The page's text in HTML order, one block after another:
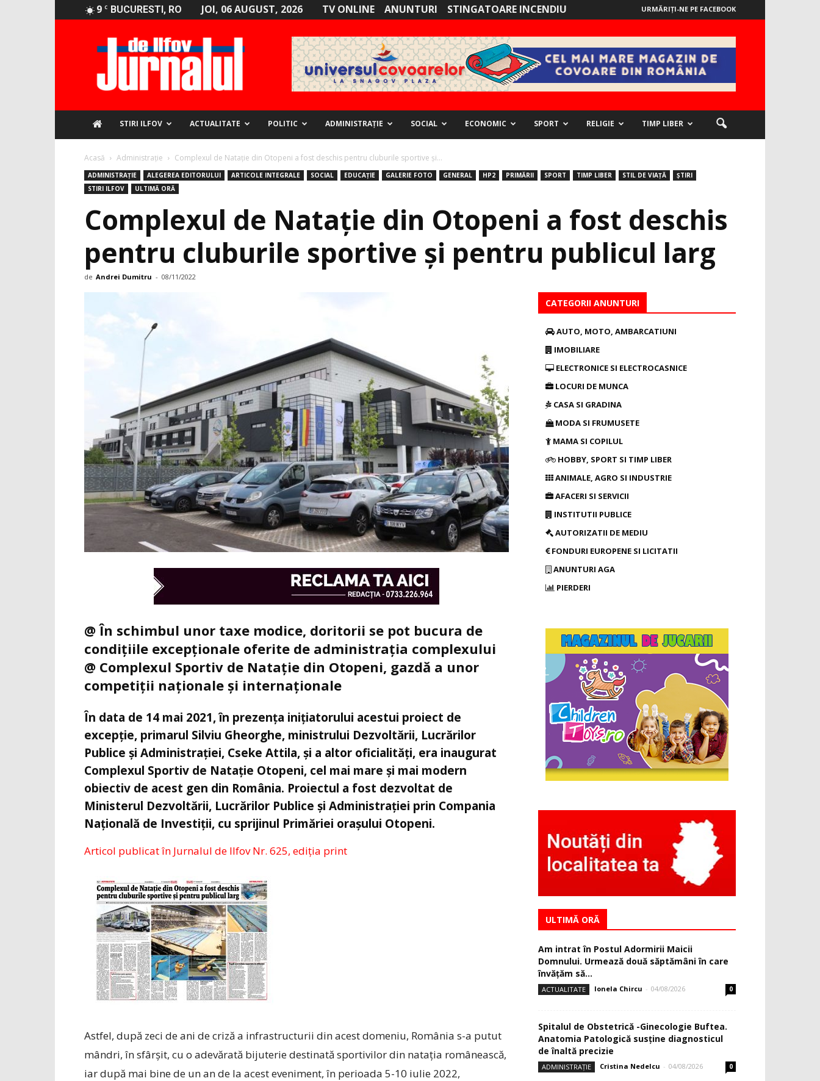
9 C BUCURESTI, RO JOI, 06 AUGUST, 2026 TV ONLINE ANUNTURI STINGATOARE INCENDIU URMĂRIȚI-NE PE FACEBOOK
STIRI ILFOV ACTUALITATE POLITIC ADMINISTRAȚIE SOCIAL ECONOMIC SPORT RELIGIE TIMP LIBER
Acasă Administrație Complexul de Nataţie din Otopeni a fost deschis pentru cluburile sportive și...
ADMINISTRAȚIE ALEGEREA EDITORULUI ARTICOLE INTEGRALE SOCIAL EDUCAȚIE GALERIE FOTO GENERAL HP2 PRIMĂRII SPORT TIMP LIBER STIL DE VIAȚĂ
ȘTIRI
STIRI ILFOV
ULTIMĂ ORĂ
Complexul de Nataţie din Otopeni a fost deschis
pentru cluburile sportive și pentru publicul larg
de Andrei Dumitru - 08/11/2022
@ În schimbul unor taxe modice, doritorii se pot bucura de
condițiile excepționale oferite de administrația complexului
@ Complexul Sportiv de Natație din Otopeni, gazdă a unor
competiții naționale și internaționale
În data de 14 mai 2021, în prezența inițiatorului acestui proiect de
excepție, primarul Silviu Gheorghe, ministrului Dezvoltării, Lucrărilor
Publice și Administrației, Cseke Attila, și a altor oficialități, era inaugurat
Complexul Sportiv de Natație Otopeni, cel mai mare și mai modern
obiectiv de acest gen din România. Proiectul a fost dezvoltat de
Ministerul Dezvoltării, Lucrărilor Publice și Administrației prin Compania
Națională de Investiții, cu sprijinul Primăriei orașului Otopeni.
Articol publicat în Jurnalul de Ilfov Nr. 625, ediția print
Astfel, după zeci de ani de criză a infrastructurii din acest domeniu, România s-a putut
mândri, în sfârșit, cu o adevărată bijuterie destinată sportivilor din natația românească,
iar după mai bine de un an de la acest eveniment, în perioada 5-10 iulie 2022,
CATEGORII ANUNTURI
AUTO, MOTO, AMBARCATIUNI
IMOBILIARE
ELECTRONICE SI ELECTROCASNICE
LOCURI DE MUNCA
CASA SI GRADINA
MODA SI FRUMUSETE
MAMA SI COPILUL
HOBBY, SPORT SI TIMP LIBER
ANIMALE, AGRO SI INDUSTRIE
AFACERI SI SERVICII
INSTITUTII PUBLICE
AUTORIZATII DE MEDIU
FONDURI EUROPENE SI LICITATII
ANUNTURI AGA
PIERDERI
ULTIMĂ ORĂ
Am intrat în Postul Adormirii Maicii
Domnului. Urmează două săptămâni în care
învăţăm să...
ACTUALITATE Ionela Chircu - 04/08/2026 0
Spitalul de Obstetrică -Ginecologie Buftea.
Anatomia Patologică susţine diagnosticul
de înaltă precizie
ADMINISTRAȚIE Cristina Nedelcu - 04/08/2026 0